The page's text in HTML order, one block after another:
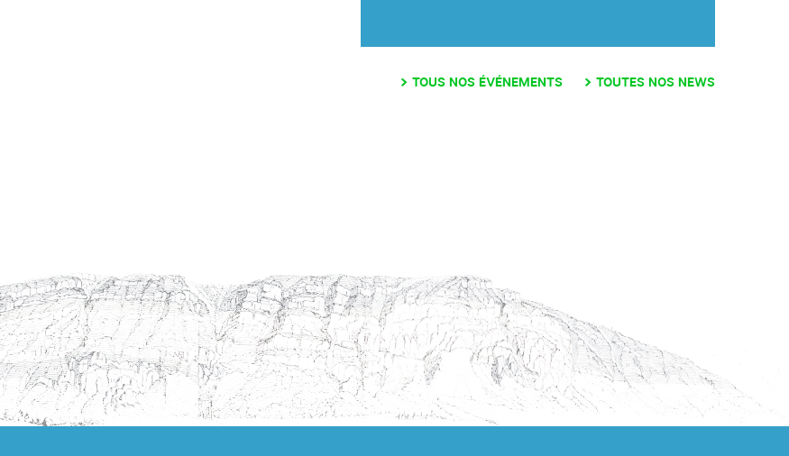
TOUS NOS ÉVÉNEMENTS TOUTES NOS NEWS